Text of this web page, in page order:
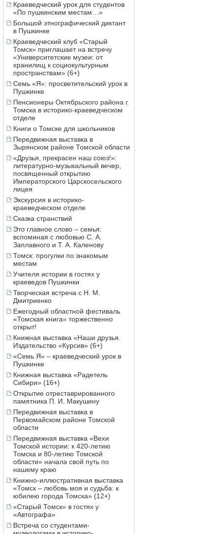
Краеведческий урок для студентов
«По пушкинским местам…»
Большой этнографический диктант
в Пушкинке
Краеведческий клуб «Старый
Томск» приглашает на встречу
«Университетские музеи: от
хранилищ к социокультурным
пространствам» (6+)
Семь «Я»: просветительский урок в
Пушкинке
Пенсионеры Октябрьского района г.
Томска в историко-краеведческом
отделе
Книги о Томске для школьников
Передвижная выставка в
Зырянском районе Томской области
«Друзья, прекрасен наш союз!»:
литературно-музыкальный вечер,
посвященный открытию
Императорского Царскосельского
лицея
Экскурсия в историко-
краеведческом отделе
Сказка странствий
Это главное слово – семья:
вспоминая с любовью С. А.
Заплавного и Т. А. Каленову
Томск: прогулки по знакомым
местам
Учителя истории в гостях у
краеведов Пушкинки
Творческая встреча с Н. М.
Дмитриенко
Ежегодный областной фестиваль
«Томская книга» торжественно
открыт!
Книжная выставка «Наши друзья.
Издательство «Курсив» (6+)
«Семь Я» – краеведческий урок в
Пушкинке
Книжная выставка «Радетель
Сибири» (16+)
Открытие отреставрированного
памятника П. И. Макушину
Передвижная выставка в
Первомайском районе Томской
области
Передвижная выставка «Вехи
Томской истории: к 420-летию
Томска и 80-летию Томской
области» начала свой путь по
нашему краю
Книжно-иллюстративная выставка
«Томск – любовь моя и судьба: к
юбилею города Томска» (12+)
«Старый Томск» в гостях у
«Автографа»
Встреча со студентами-